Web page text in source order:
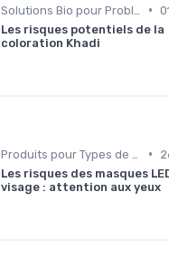
•
Les risques potentiels de la
coloration Khadi
•
Les risques des masques
visage : attention aux yeux